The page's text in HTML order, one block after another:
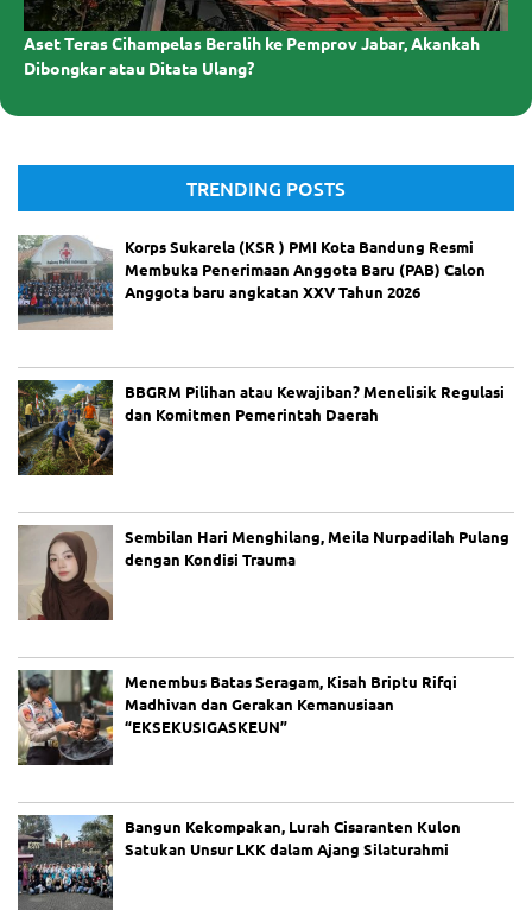
Aset Teras Cihampelas Beralih ke Pemprov Jabar, Akankah
Dibongkar atau Ditata Ulang?
TRENDING POSTS
Korps Sukarela (KSR ) PMI Kota Bandung Resmi
Membuka Penerimaan Anggota Baru (PAB) Calon
Anggota baru angkatan XXV Tahun 2026
BBGRM Pilihan atau Kewajiban? Menelisik Regulasi
dan Komitmen Pemerintah Daerah
Sembilan Hari Menghilang, Meila Nurpadilah Pulang
dengan Kondisi Trauma
Menembus Batas Seragam, Kisah Briptu Rifqi
Madhivan dan Gerakan Kemanusiaan
“EKSEKUSIGASKEUN”
Bangun Kekompakan, Lurah Cisaranten Kulon
Satukan Unsur LKK dalam Ajang Silaturahmi